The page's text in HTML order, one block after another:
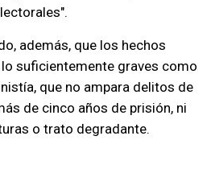
además, que los hechos
suficientemente graves como
que no ampara delitos de
de cinco años de prisión, ni
o trato degradante.